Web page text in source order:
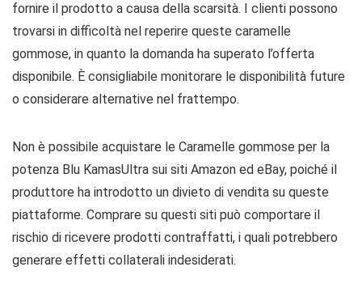
fornire il prodotto a causa della scarsità. I clienti possono
trovarsi in difficoltà nel reperire queste caramelle
gommose, in quanto la domanda ha superato l’offerta
disponibile. È consigliabile monitorare le disponibilità future
o considerare alternative nel frattempo.
Non è possibile acquistare le Caramelle gommose per la
potenza Blu KamasUltra sui siti Amazon ed eBay, poiché il
produttore ha introdotto un divieto di vendita su queste
piattaforme. Comprare su questi siti può comportare il
rischio di ricevere prodotti contraffatti, i quali potrebbero
generare effetti collaterali indesiderati.